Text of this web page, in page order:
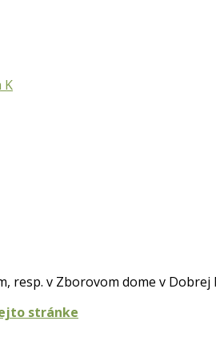
K
resp. v Zborovom dome v
stránke